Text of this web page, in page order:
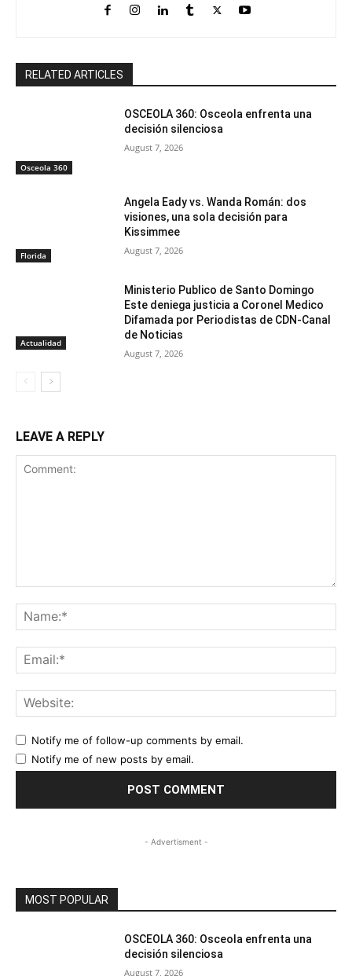
RELATED ARTICLES
Osceola 360
OSCEOLA 360: Osceola enfrenta una
decisión silenciosa
August 7, 2026
Florida
Angela Eady vs. Wanda Román: dos
visiones, una sola decisión para
Kissimmee
August 7, 2026
Actualidad
Ministerio Publico de Santo Domingo
Este deniega justicia a Coronel Medico
Difamada por Periodistas de CDN-Canal
de Noticias
August 7, 2026
LEAVE A REPLY
Notify me of follow-up comments by email.
Notify me of new posts by email.
- Advertisment -
MOST POPULAR
OSCEOLA 360: Osceola enfrenta una
decisión silenciosa
August 7, 2026